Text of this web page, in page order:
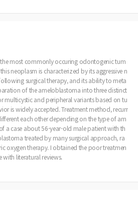
most commonly occuring odontogenic tum
neoplasm is characterized by its aggressive n
surgical therapy, and its ability to meta
of the ameloblastoma into three distinct
multicystic and peripheral variants based on tu
is widely accepted. Treatment method, recurr
each other depending on the type of am
a case about 56-year-old male patient with th
treated by many surgical approach, ra
oxygen therapy. I obtained the poor treatmen
with literatural reviews.